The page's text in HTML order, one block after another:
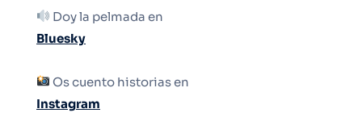
Doy la pelmada en
Bluesky
Os cuento historias en
Instagram